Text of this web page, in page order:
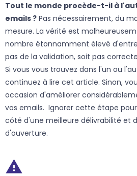
Tout le monde procède-t-il à
emails ? Pas nécessairement, du
mesure. La vérité est
nombre étonnamment élevé
pas de la validation, soit pas
Si vous vous trouvez dans l'un ou
continuez à lire cet article. Sinon,
occasion d'améliorer
vos emails. Ignorer cette étape
côté d'une meilleure délivrabilité et
d'ouverture.